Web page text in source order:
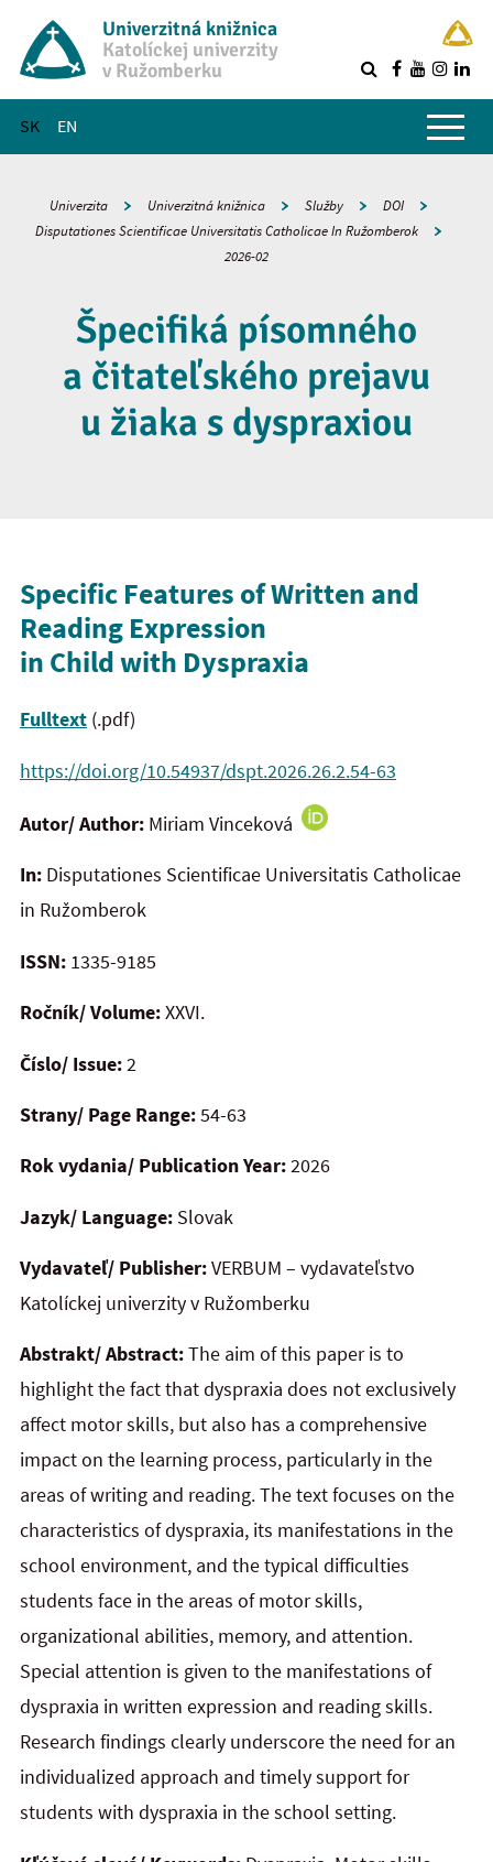
Univerzitná knižnica
Katolíckej univerzity
v Ružomberku
SK EN
Hlavné menu
Univerzita Univerzitná knižnica Služby
DOI
Disputationes Scientificae Universitatis Catholicae In Ružomberok
2026-02
Špecifiká písomného
a čitateľského prejavu
u žiaka s dyspraxiou
Specific Features of Written and
Reading Expression
in Child with Dyspraxia
Fulltext (.pdf)
https://doi.org/10.54937/dspt.2026.26.2.54-63
Autor/ Author: Miriam Vinceková
In: Disputationes Scientificae Universitatis Catholicae
in Ružomberok
ISSN: 1335-9185
Ročník/ Volume:XXVI.
Číslo/ Issue:2
Strany/ Page Range:54-63
Rok vydania/ Publication Year:2026
Jazyk/ Language: Slovak
Vydavateľ/ Publisher:VERBUM – vydavateľstvo
Katolíckej univerzity v Ružomberku
Abstrakt/ Abstract:The aim of this paper is to
highlight the fact that dyspraxia does not exclusively
affect motor skills, but also has a comprehensive
impact on the learning process, particularly in the
areas of writing and reading. The text focuses on the
characteristics of dyspraxia, its manifestations in the
school environment, and the typical difficulties
students face in the areas of motor skills,
organizational abilities, memory, and attention.
Special attention is given to the manifestations of
dyspraxia in written expression and reading skills.
Research findings clearly underscore the need for an
individualized approach and timely support for
students with dyspraxia in theschool setting.